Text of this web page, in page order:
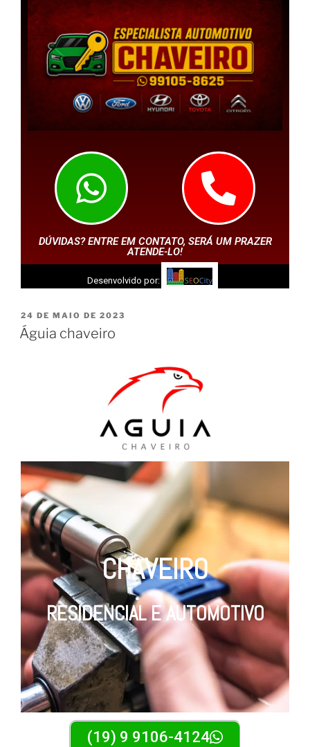
DÚVIDAS? ENTRE EM CONTATO, SERÁ UM PRAZER
ATENDE-LO!
Desenvolvido por:
24 DE MAIO DE 2023
Águia chaveiro
CHAVEIRO
RESIDENCIAL E AUTOMOTIVO
(19) 9 9106-4124